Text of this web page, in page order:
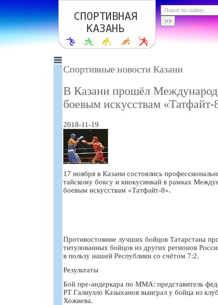
Спортивные новости Казани
В Казани прошёл
боевым искусствам «Татфайт-
2018-11-19
17 ноября в Казани состоялись
тайскому боксу и киокусинкай в рамках
боевым искусствам «Татфайт-8».
Противостояние лучших бойцов Татарстана
титулованных бойцов из других регионов
в пользу нашей Республики со счётом 7:2.
Результаты
Бой пре-андеркара по ММА: представитель
РТ Галиулло Казыханов выиграл у бойца из
Хожиева.